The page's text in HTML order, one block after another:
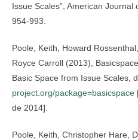
Issue Scales”, American Journal
954-993.
Poole, Keith, Howard
Royce Carroll (2013),
Basic Space from Issue Scales,
project.org/package=basicspace
de 2014].
Poole, Keith, Christopher Hare,